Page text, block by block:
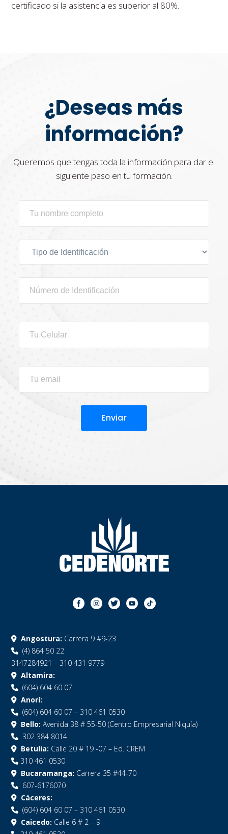
certificado si la asistencia es superior al 80%.
¿Deseas más
información?
Queremos que tengas toda la información para dar el
siguiente paso en tu formación.
Angostura: Carrera 9 #9-23
(4) 864 50 22
3147284921 – 310 431 9779
Altamira:
(604) 604 60 07
Anorí:
(604) 604 60 07 – 310 461 0530
Bello: Avenida 38 # 55-50 (Centro Empresarial Niquía)
302 384 8014
Betulia: Calle 20 # 19 -07 – Ed. CREM
310 461 0530
Bucaramanga: Carrera 35 #44-70
607-6176070
Cáceres:
(604) 604 60 07 – 310 461 0530
Caicedo: Calle 6 # 2 – 9